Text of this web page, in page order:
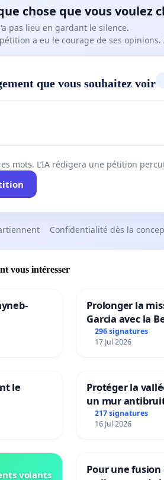
chose que vous voulez
pas lieu en gardant le silence.
a eu le courage de ses
que vous souhaitez voir
mots. L’IA rédigera une pétition
Confidentialité dès la
vous intéresser
Prolonger la
Garcia avec la
296 signatures
17 Jul 2026
le
Protéger la
un mur
217 signatures
16 Jul 2026
volants
Pour une fusion